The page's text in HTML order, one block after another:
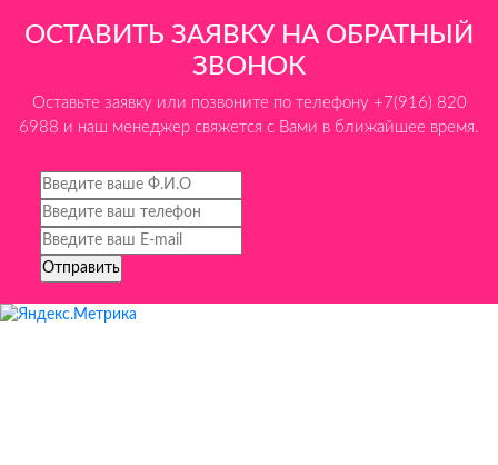
ОСТАВИТЬ ЗАЯВКУ НА ОБРАТНЫЙ
ЗВОНОК
Оставьте заявку или позвоните по телефону +7(916) 820
6988 и наш менеджер свяжется с Вами в ближайшее время.